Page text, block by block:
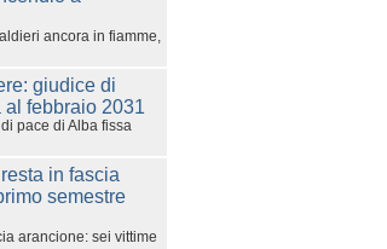
ancora in fiamme,
pace di Alba fissa
arancione: sei vittime